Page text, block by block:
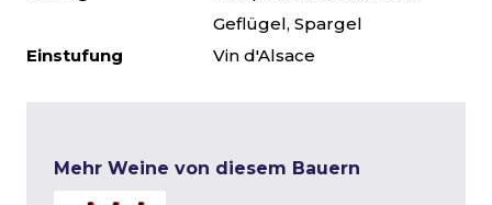
Geflügel, Spargel
Einstufung
Vin d'Alsace
Mehr Weine von diesem Bauern